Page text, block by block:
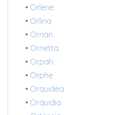
• Orlene
• Orlina
• Ornan
• Ornetta
• Orpah
• Orphe
• Orquidea
• Orquidia